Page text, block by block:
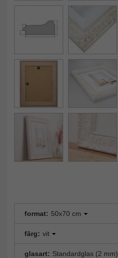
format: 50x70 cm
färg: vit
glasart: Standardglas (2 mm)